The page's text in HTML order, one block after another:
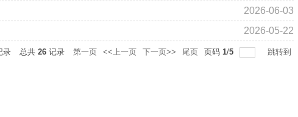
2026-06-03
2026-05-22
录 总共 26 记录 第一页 <<上一页 下一页>> 尾页 页码 1/5 跳转到